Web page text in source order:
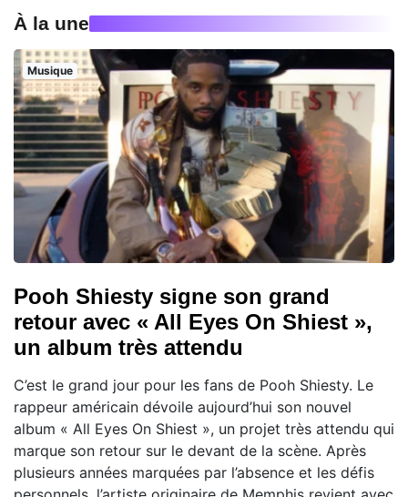
À la une
Musique
Pooh Shiesty signe son grand
retour avec « All Eyes On Shiest »,
un album très attendu
C’est le grand jour pour les fans de Pooh Shiesty. Le
rappeur américain dévoile aujourd’hui son nouvel
album « All Eyes On Shiest », un projet très attendu qui
marque son retour sur le devant de la scène. Après
plusieurs années marquées par l’absence et les défis